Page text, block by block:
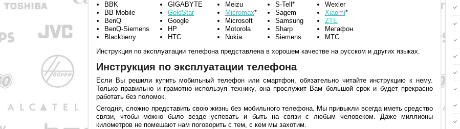
BBK
BB-Mobile
BenQ
BenQ-Siemens
Blackberry
GIGABYTE
GoldStar
Google
HP
HTC
Meizu
Micromax*
Microsoft
Motorola
Nokia
S-Tell*
Sagem
Samsung
Sharp
Siemens
Wexler
Xiaomi*
ZTE
Мегафон
МТС
Инструкция по эксплуатации телефона представлена в хорошем качестве на русском и других языках.
Инструкция по эксплуатации телефона
Если Вы решили купить мобильный телефон или смартфон, обязательно читайте инструкцию к нему.
Только правильно и грамотно используя технику, она прослужит Вам большой срок и будет прекрасно
работать без поломок.
Сегодня, сложно представить свою жизнь без мобильного телефона. Мы привыкли всегда иметь средство
связи, чтобы можно было везде успевать и быть на связи с любым человеком. Даже миллионы
километров не помешают нам поговорить с тем, с кем мы захотим.